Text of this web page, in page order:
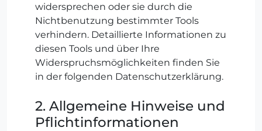
widersprechen oder sie durch die
Nichtbenutzung bestimmter Tools
verhindern. Detaillierte Informationen zu
diesen Tools und über Ihre
Widerspruchsmöglichkeiten finden Sie
in der folgenden Datenschutzerklärung.
2. Allgemeine Hinweise und
Pflichtinformationen